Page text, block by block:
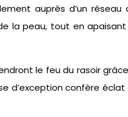
auprès d’un réseau
la peau, tout en
le feu du rasoir
d’exception confère